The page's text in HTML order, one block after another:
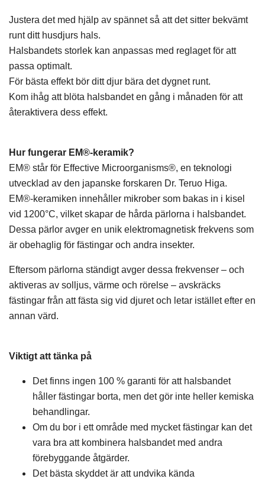
Justera det med hjälp av spännet så att det sitter bekvämt
runt ditt husdjurs hals.
Halsbandets storlek kan anpassas med reglaget för att
passa optimalt.
För bästa effekt bör ditt djur bära det dygnet runt.
Kom ihåg att blöta halsbandet en gång i månaden för att
återaktivera dess effekt.
Hur fungerar EM®-keramik?
EM® står för Effective Microorganisms®, en teknologi
utvecklad av den japanske forskaren Dr. Teruo Higa.
EM®-keramiken innehåller mikrober som bakas in i kisel
vid 1200°C, vilket skapar de hårda pärlorna i halsbandet.
Dessa pärlor avger en unik elektromagnetisk frekvens som
är obehaglig för fästingar och andra insekter.
Eftersom pärlorna ständigt avger dessa frekvenser – och
aktiveras av solljus, värme och rörelse – avskräcks
fästingar från att fästa sig vid djuret och letar istället efter en
annan värd.
Viktigt att tänka på
Det finns ingen 100 % garanti för att halsbandet
håller fästingar borta, men det gör inte heller kemiska
behandlingar.
Om du bor i ett område med mycket fästingar kan det
vara bra att kombinera halsbandet med andra
förebyggande åtgärder.
Det bästa skyddet är att undvika kända